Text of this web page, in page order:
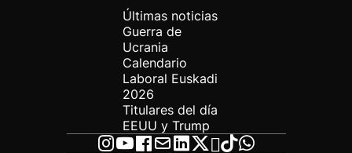
Últimas noticias
Guerra de
Ucrania
Calendario
Laboral Euskadi
2026
Titulares del día
EEUU y Trump